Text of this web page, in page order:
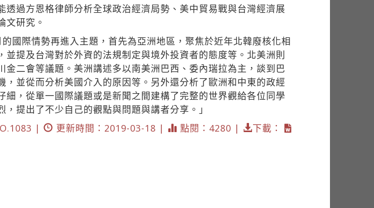
過方恩格律師分析全球政治經濟局勢、美中貿易戰與台灣經濟展
文研究。
國際情勢再進入主題，首先為亞洲地區，聚焦於近年北韓廢核化相
提及台灣對於外資的法規制定與境外投資者的態度等。北美洲則
二會等議題。美洲講述多以南美洲巴西、委內瑞拉為主，談到巴
並從而分析美國介入的原因等。另外還分析了歐洲和中東的政經
，從單一國際議題或是新聞之間建構了完整的世界觀給各位同學
提出了不少自己的觀點與問題與講者分享。」
|
更新時間：2019-03-18 | 點閱：4280 | 下載：